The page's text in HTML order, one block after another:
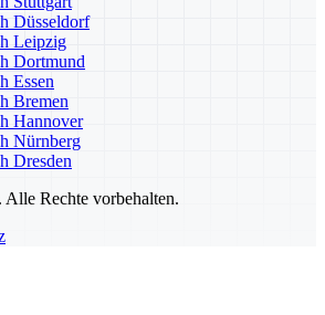
Düsseldorf
Leipzig
Dortmund
Essen
Bremen
Hannover
Nürnberg
Dresden
Rechte vorbehalten.